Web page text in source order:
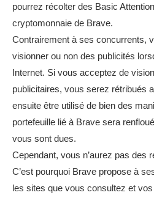
pourrez récolter des Basic
cryptomonnaie de Brave.
Contrairement à ses concurrents,
visionner ou non des publicités
Internet. Si vous acceptez de
publicitaires, vous serez rétribués
ensuite être utilisé de bien des
portefeuille lié à Brave sera
vous sont dues.
Cependant, vous n’aurez pas des
C’est pourquoi Brave propose à
les sites que vous consultez et